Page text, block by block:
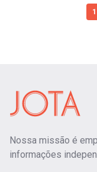
1
Nossa missão é
informações